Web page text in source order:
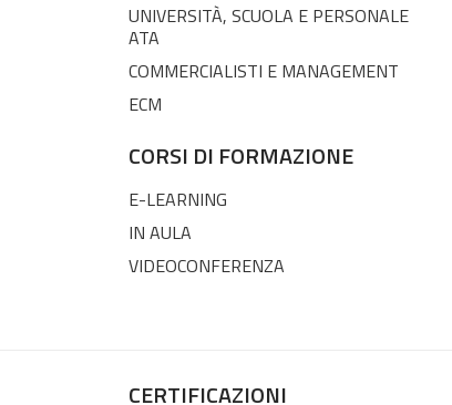
UNIVERSITÀ, SCUOLA E PERSONALE
ATA
COMMERCIALISTI E MANAGEMENT
ECM
CORSI DI FORMAZIONE
E-LEARNING
IN AULA
VIDEOCONFERENZA
CERTIFICAZIONI